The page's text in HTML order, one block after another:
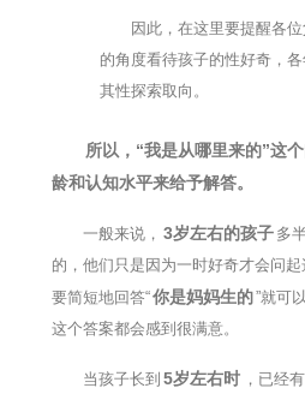
因此，在这里要提醒各
的角度看待孩子的性好奇，
其性探索取向。
所以，“我是从哪里来的”这
龄和认知水平来给予解答。
一般来说， 3岁左右的孩子 多
的，他们只是因为一时好奇才会问
要简短地回答“你是妈妈生的”就可
这个答案都会感到很满意。
当孩子长到 5岁左右时 ，已经